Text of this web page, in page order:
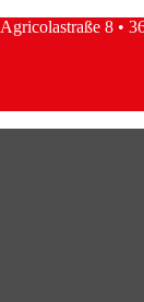
Agricolastraße 8 •